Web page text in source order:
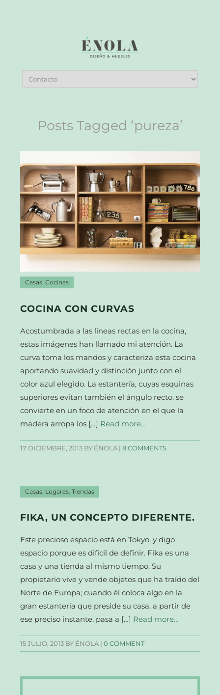
Posts Tagged ‘pureza’
Casas ,Cocinas
COCINA CON CURVAS
Acostumbrada a las líneas rectas en la cocina,
estas imágenes han llamado mi atención. La
curva toma los mandos y caracteriza esta cocina
aportando suavidad y distinción junto con el
color azul elegido. La estantería, cuyas esquinas
superiores evitan también el ángulo recto, se
convierte en un foco de atención en el que la
madera arropa los […] Read more…
17 DICIEMBRE, 2013 BY ÉNOLA |8 COMMENTS
Casas Lugares ,Tiendas
FIKA, UN CONCEPTO DIFERENTE.
Este precioso espacio está en Tokyo, y digo
espacio porque es difícil de definir. Fika es una
casa y una tienda al mismo tiempo. Su
propietario vive y vende objetos que ha traído del
Norte de Europa; cuando él coloca algo en la
gran estantería que preside su casa, a partir de
ese preciso instante, pasa a […] Read more…
15 JULIO, 2013 BY ÉNOLA |0 COMMENT